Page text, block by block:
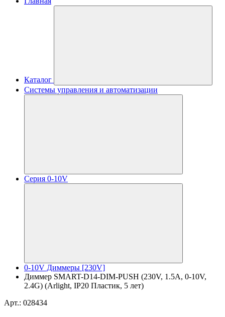
Каталог
Системы управления и автоматизации
Серия 0-10V
0-10V Диммеры [230V]
Диммер SMART-D14-DIM-PUSH (230V, 1.5А, 0-10V,
2.4G) (Arlight, IP20 Пластик, 5 лет)
Арт.: 028434